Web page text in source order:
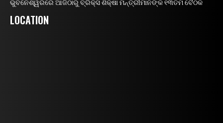
ଭୁବନେଶ୍ୱରରେ ଆଜିଠାରୁ ବ୍ରିକ୍ସ ଶିକ୍ଷା ମନ୍ତ୍ରୀମାନଙ୍କ ୧୩ତମ ବୈଠକ
LOCATION